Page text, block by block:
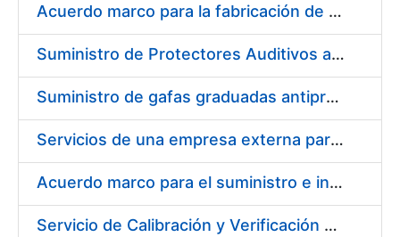
Acuerdo marco para la fabricación de piezas
Suministro de Protectores Auditivos a medida para las personas trabajadoras de los Centros de Trabajo de Madrid y Burgos
Suministro de gafas graduadas antiproyecciones para los trabajadores de la FNMT-RCM en los centros de trabajo de Madrid y Burgos
Servicios de una empresa externa para el asesoramiento y resolución de los recursos de alzada que se presentan relacionados con procesos de selección para la FNMT-RCM
Acuerdo marco para el suministro e instalación de persianas, estores y otros complementos
Servicio de Calibración y Verificación Externa de los Equipos de Medición del Servicio de Prevención de la FNMT-RCM